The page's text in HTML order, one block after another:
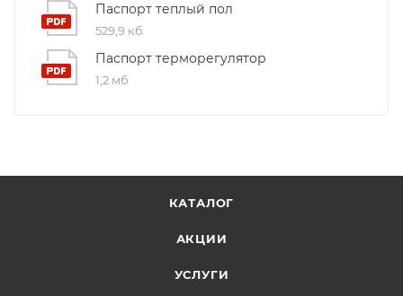
Паспорт теплый пол
529,9 кб
Паспорт терморегулятор
1,2 мб
КАТАЛОГ
АКЦИИ
УСЛУГИ